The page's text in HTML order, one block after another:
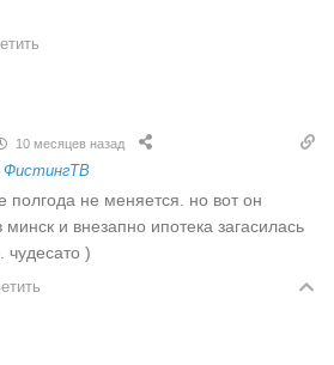
10 месяцев назад
ФистингТВ
не меняется. но вот он
минск и внезапно ипотека загасилась
)